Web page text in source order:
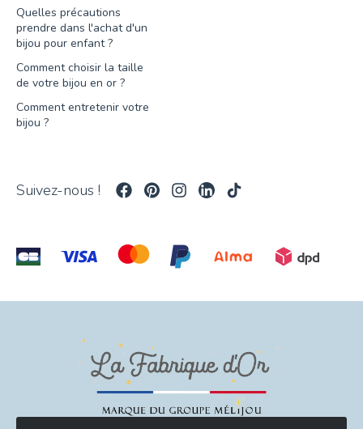
Quelles précautions
prendre dans l'achat d'un
bijou pour enfant ?
Comment choisir la taille
de votre bijou en or ?
Comment entretenir votre
bijou ?
Suivez-nous !